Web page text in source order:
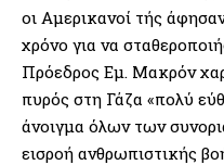
οι Αμερικανοί τής
χρόνο για να
Πρόεδρος Εμ. Μακρόν
πυρός στη Γάζα «πολύ
άνοιγμα όλων των
εισροή ανθρωπιστικής